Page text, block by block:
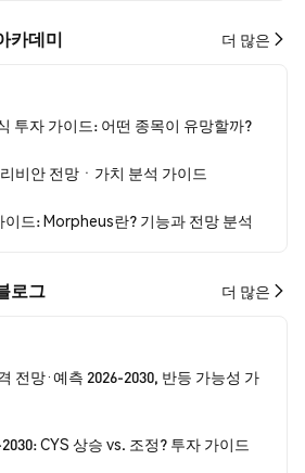
카데미 더 많은
투자 가이드: 어떤 종목이 유망할까?
비안 전망ㆍ가치 분석 가이드
이드: Morpheus란? 기능과 전망 분석
로그 더 많은
전망·예측 2026-2030, 반등 가능성 가
CYS 상승 vs. 조정? 투자 가이드